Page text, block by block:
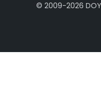
© 2009-2026